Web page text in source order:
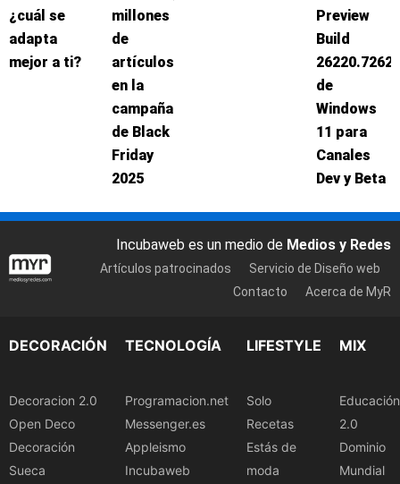
¿cuál se
adapta
mejor a ti?
millones
de
artículos
en la
campaña
de Black
Friday
2025
Preview
Build
26220.7262
de
Windows
11 para
Canales
Dev y Beta
Incubaweb es un medio de Medios y Redes
Artículos patrocinados
Servicio de Diseño web
Contacto
Acerca de MyR
DECORACIÓN
Decoracion 2.0
Open Deco
Decoración
Sueca
TECNOLOGÍA
Programacion.net
Messenger.es
Appleismo
Incubaweb
LIFESTYLE
Solo
Recetas
Estás de
moda
MIX
Educación
2.0
Dominio
Mundial